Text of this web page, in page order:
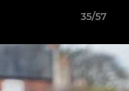
35/57